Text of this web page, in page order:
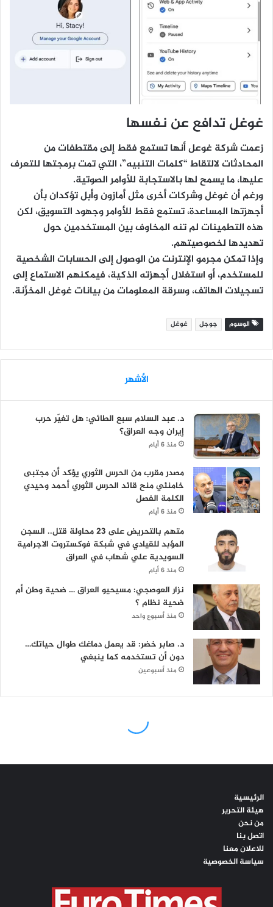
الرئيسية
هيئة التحرير
من نحن
اتصل بنا
للاعلان معنا
سياسة الخصوصية